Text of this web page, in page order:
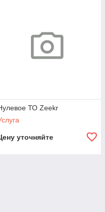
обкатки автомобиля для
и систем, а также
эксплуатации. Во
ТО Zeekr
уточняйте